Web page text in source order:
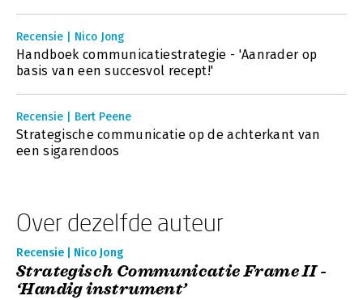
Recensie | Nico Jong
Handboek communicatiestrategie - 'Aanrader op
basis van een succesvol recept!'
Recensie | Bert Peene
Strategische communicatie op de achterkant van
een sigarendoos
Over dezelfde auteur
Recensie | Nico Jong
Strategisch Communicatie Frame II -
‘Handig instrument’